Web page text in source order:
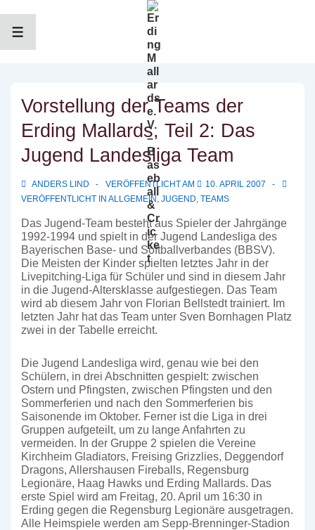
InhaltMENÜ
Vorstellung der Teams der
Erding Mallards, Teil 2: Das
Jugend Landesliga Team
ANDERS LIND VERÖFFENTLICHT AM
10. APRIL 2007
VERÖFFENTLICHT IN ALLGEMEIN , JUGEND, TEAMS
Das Jugend-Team besteht aus Spieler der Jahrgänge
1992-1994 und spielt in der Jugend Landesliga des
Bayerischen Base- und Softballverbandes (BBSV).
Die Meisten der Kinder spielten letztes Jahr in der
Livepitching-Liga für Schüler und sind in diesem Jahr
in die Jugend-Altersklasse aufgestiegen. Das Team
wird ab diesem Jahr von Florian Bellstedt trainiert. Im
letzten Jahr hat das Team unter Sven Bornhagen Platz
zwei in der Tabelle erreicht.
Die Jugend Landesliga wird, genau wie bei den
Schülern, in drei Abschnitten gespielt: zwischen
Ostern und Pfingsten, zwischen Pfingsten und den
Sommerferien und nach den Sommerferien bis
Saisonende im Oktober. Ferner ist die Liga in drei
Gruppen aufgeteilt, um zu lange Anfahrten zu
vermeiden. In der Gruppe 2 spielen die Vereine
Kirchheim Gladiators, Freising Grizzlies, Deggendorf
Dragons, Allershausen Fireballs, Regensburg
Legionäre, Haag Hawks und Erding Mallards. Das
erste Spiel wird am Freitag, 20. April um 16:30 in
Erding gegen die Regensburg Legionäre ausgetragen.
Alle Heimspiele werden am Sepp-Brenninger-Stadion